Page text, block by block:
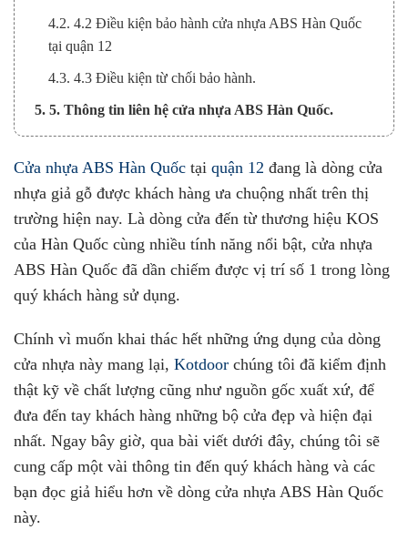
4.2. 4.2 Điều kiện bảo hành cửa nhựa ABS Hàn Quốc
tại quận 12
4.3. 4.3 Điều kiện từ chối bảo hành.
5. 5. Thông tin liên hệ cửa nhựa ABS Hàn Quốc.
Cửa nhựa ABS Hàn Quốc tại quận 12 đang là dòng cửa
nhựa giả gỗ được khách hàng ưa chuộng nhất trên thị
trường hiện nay. Là dòng cửa đến từ thương hiệu KOS
của Hàn Quốc cùng nhiều tính năng nổi bật, cửa nhựa
ABS Hàn Quốc đã dần chiếm được vị trí số 1 trong lòng
quý khách hàng sử dụng.
Chính vì muốn khai thác hết những ứng dụng của dòng
cửa nhựa này mang lại, Kotdoor chúng tôi đã kiểm định
thật kỹ về chất lượng cũng như nguồn gốc xuất xứ, để
đưa đến tay khách hàng những bộ cửa đẹp và hiện đại
nhất. Ngay bây giờ, qua bài viết dưới đây, chúng tôi sẽ
cung cấp một vài thông tin đến quý khách hàng và các
bạn đọc giả hiểu hơn về dòng cửa nhựa ABS Hàn Quốc
này.